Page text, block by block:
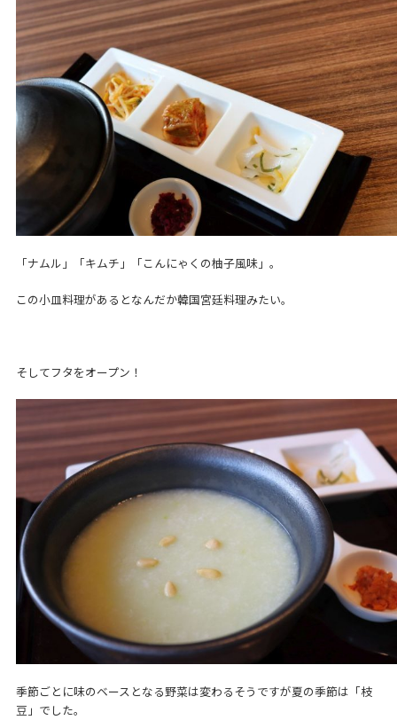
「ナムル」「キムチ」「こんにゃくの柚子風味」。
この小皿料理があるとなんだか韓国宮廷料理みたい。
そしてフタをオープン！
季節ごとに味のベースとなる野菜は変わるそうですが夏の季節は「枝
豆」でした。